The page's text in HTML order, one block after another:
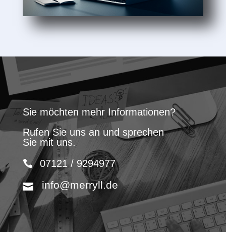
Sie möchten mehr Informationen?
Rufen Sie uns an und sprechen
Sie mit uns.
07121 / 9294977
info@merryll.de